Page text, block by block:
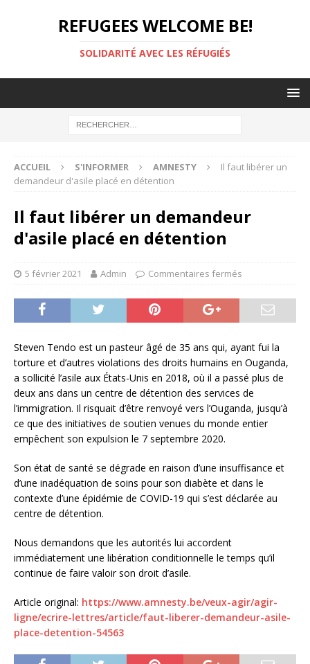
REFUGEES WELCOME BE!
SOLIDARITÉ AVEC LES RÉFUGIÉS
ACCUEIL S'INFORMER AMNESTY
Il faut libérer un
demandeur d'asile placé en détention
Il faut libérer un demandeur
d'asile placé en détention
5 février 2021 Admin Commentaires fermés
Steven Tendo est un pasteur âgé de 35 ans qui, ayant fui la
torture et d’autres violations des droits humains en Ouganda,
a sollicité l’asile aux États-Unis en 2018, où il a passé plus de
deux ans dans un centre de détention des services de
l’immigration. Il risquait d’être renvoyé vers l’Ouganda, jusqu’à
ce que des initiatives de soutien venues du monde entier
empêchent son expulsion le 7 septembre 2020.
Son état de santé se dégrade en raison d’une insuffisance et
d’une inadéquation de soins pour son diabète et dans le
contexte d’une épidémie de COVID-19 qui s’est déclarée au
centre de détention.
Nous demandons que les autorités lui accordent
immédiatement une libération conditionnelle le temps qu’il
continue de faire valoir son droit d’asile.
Article original: https://www.amnesty.be/veux-agir/agir-
ligne/ecrire-lettres/article/faut-liberer-demandeur-asile-
place-detention-54563